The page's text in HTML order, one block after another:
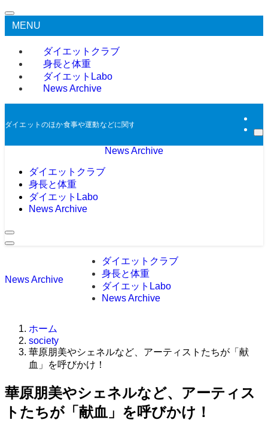
MENU
ダイエットクラブ
身長と体重
ダイエットLabo
News Archive
ダイエットのほか食事や運動などに関する過去のニュースをアーカイブとして
News Archive
ダイエットクラブ
身長と体重
ダイエットLabo
News Archive
News Archive
ダイエットクラブ
身長と体重
ダイエットLabo
News Archive
ホーム
society
華原朋美やシェネルなど、アーティストたちが「献
血」を呼びかけ！
華原朋美やシェネルなど、アーティス
トたちが「献血」を呼びかけ！